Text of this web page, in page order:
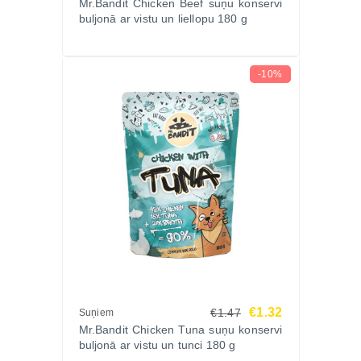
Mr.Bandit Chicken Beef suņu konservi
buljonā ar vistu un liellopu 180 g
-10%
Suņiem €1.47 €1.32
Mr.Bandit Chicken Tuna suņu konservi
buljonā ar vistu un tunci 180 g